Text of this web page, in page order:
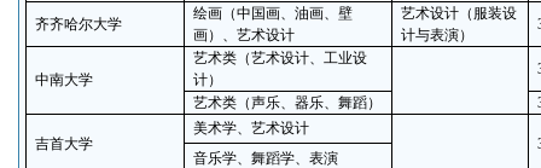
齐齐哈尔大学
绘画（中国画、油画、壁
画）、艺术设计
艺术设计（服装设
计与表演）
中南大学
艺术类（艺术设计、工业设
计）
艺术类（声乐、器乐、舞蹈）
吉首大学
美术学、艺术设计
音乐学、舞蹈学、表演